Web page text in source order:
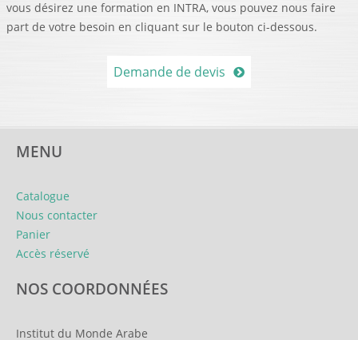
vous désirez une formation en INTRA, vous pouvez nous faire
part de votre besoin en cliquant sur le bouton ci-dessous.
Demande de devis
MENU
Catalogue
Nous contacter
Panier
Accès réservé
NOS COORDONNÉES
Institut du Monde Arabe